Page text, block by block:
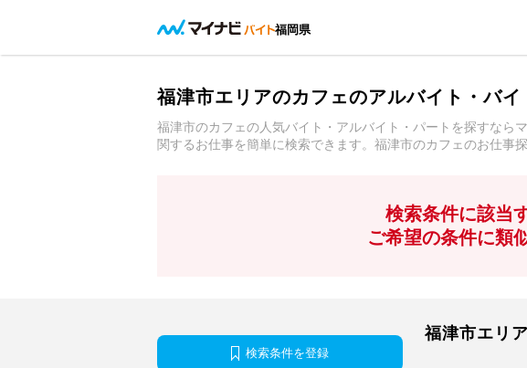
福岡県
福津市エリアのカフェのアルバイト・バ
福津市のカフェの人気バイト・アルバイト・パートを探すなら
関するお仕事を簡単に検索できます。福津市のカフェのお仕事
検索条件に該当
ご希望の条件に類
検索条件を登録
福津市エリ